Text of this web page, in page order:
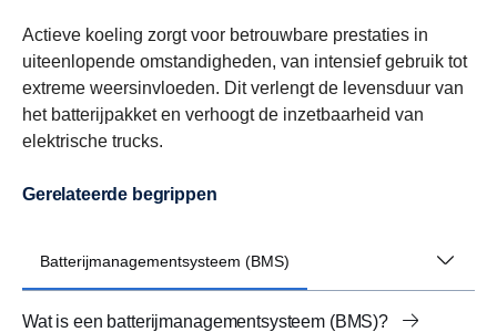
Actieve koeling zorgt voor betrouwbare prestaties in
uiteenlopende omstandigheden, van intensief gebruik tot
extreme weersinvloeden. Dit verlengt de levensduur van
het batterijpakket en verhoogt de inzetbaarheid van
elektrische trucks.
Gerelateerde begrippen
Batterijmanagementsysteem (BMS)
Wat is een batterijmanagementsysteem (BMS)?